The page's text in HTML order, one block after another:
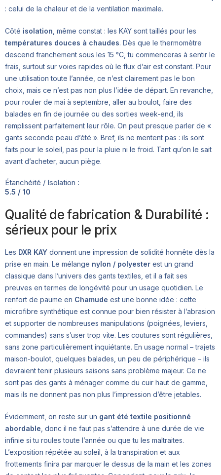
: celui de la chaleur et de la ventilation maximale.
Côté isolation, même constat : les KAY sont taillés pour les
températures douces à chaudes. Dès que le thermomètre
descend franchement sous les 15 °C, tu commenceras à sentir le
frais, surtout sur voies rapides où le flux d’air est constant. Pour
une utilisation toute l’année, ce n’est clairement pas le bon
choix, mais ce n’est pas non plus l’idée de départ. En revanche,
pour rouler de mai à septembre, aller au boulot, faire des
balades en fin de journée ou des sorties week-end, ils
remplissent parfaitement leur rôle. On peut presque parler de «
gants seconde peau d’été ». Bref, ils ne mentent pas : ils sont
faits pour le soleil, pas pour la pluie ni le froid. Tant qu’on le sait
avant d’acheter, aucun piège.
Étanchéité / Isolation :
5.5 / 10
Qualité de fabrication & Durabilité :
sérieux pour le prix
Les DXR KAY donnent une impression de solidité honnête dès la
prise en main. Le mélange nylon / polyester est un grand
classique dans l’univers des gants textiles, et il a fait ses
preuves en termes de longévité pour un usage quotidien. Le
renfort de paume en Chamude est une bonne idée : cette
microfibre synthétique est connue pour bien résister à l’abrasion
et supporter de nombreuses manipulations (poignées, leviers,
commandes) sans s’user trop vite. Les coutures sont régulières,
sans zone particulièrement inquiétante. En usage normal – trajets
maison-boulot, quelques balades, un peu de périphérique – ils
devraient tenir plusieurs saisons sans problème majeur. Ce ne
sont pas des gants à ménager comme du cuir haut de gamme,
mais ils ne donnent pas non plus l’impression d’être jetables.
Évidemment, on reste sur un gant été textile positionné
abordable , donc il ne faut pas s’attendre à une durée de vie
infinie si tu roules toute l’année ou que tu les maltraites.
L’exposition répétée au soleil, à la transpiration et aux
frottements finira par marquer le dessus de la main et les zones